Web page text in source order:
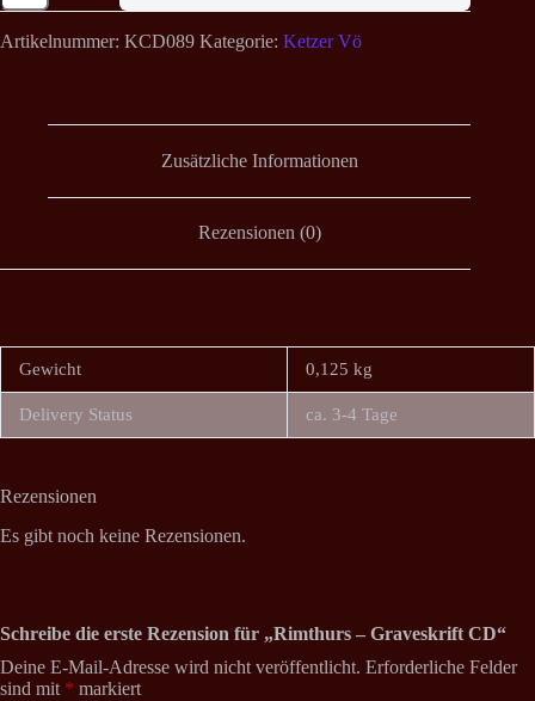
Graveskrift
CD
Menge
Artikelnummer: KCD089 Kategorie: Ketzer Vö
Zusätzliche Informationen
Rezensionen (0)
Gewicht 0,125 kg
Delivery Status ca. 3-4 Tage
Rezensionen
Es gibt noch keine Rezensionen.
Schreibe die erste Rezension für „Rimthurs – Graveskrift CD“
Deine E-Mail-Adresse wird nicht veröffentlicht. Erforderliche Felder
sind mit * markiert